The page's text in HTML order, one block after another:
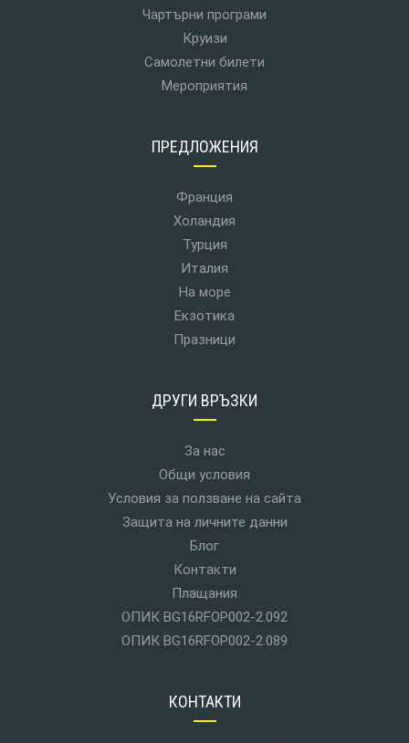
Чартърни програми
Круизи
Самолетни билети
Мероприятия
ПРЕДЛОЖЕНИЯ
Франция
Холандия
Турция
Италия
На море
Екзотика
Празници
ДРУГИ ВРЪЗКИ
За нас
Общи условия
Условия за ползване на сайта
Защита на личните данни
Блог
Контакти
Плащания
ОПИК BG16RFOP002-2.092
ОПИК BG16RFOP002-2.089
КОНТАКТИ